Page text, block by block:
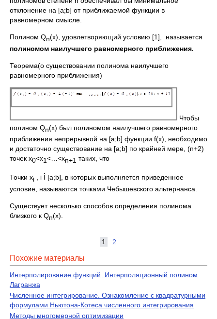
отклонение на [a;b] от приближаемой функции в
равномерном смысле.
Полином Qn(x), удовлетворяющий условию [1], называется
полиномом наилучшего равномерного приближения.
Теорема(о существовании полинома наилучшего
равномерного приближения)
Чтобы
полином Qn(x) был полиномом наилучшего равномерного
приближения непрерывной на [a;b] функции f(x), необходимо
и достаточно существование на [a;b] по крайней мере, (n+2)
точек x0<x1<…<xn+1 таких, что
Точки xi , i Î [a;b], в которых выполняется приведенное
условие, называются точками Чебышевского альтернанса.
Существует несколько способов определения полинома
близкого к Qn(x).
1 2
Похожие материалы
Интерполирование функций. Интерполяционный полином
Лагранжа
Численное интегрирование. Ознакомление с квадратурными
формулами Ньютона-Котеса численного интегрирования
Методы многомерной оптимизации